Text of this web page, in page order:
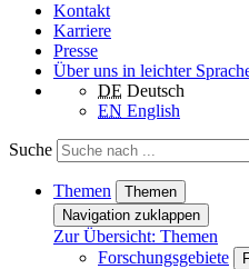
Kontakt
Karriere
Presse
Über uns in leichter
DE Deutsch
EN English
Suche
Themen
Themen
Navigation zuklappen
Zur Übersicht: Themen
Forschungsgebiete